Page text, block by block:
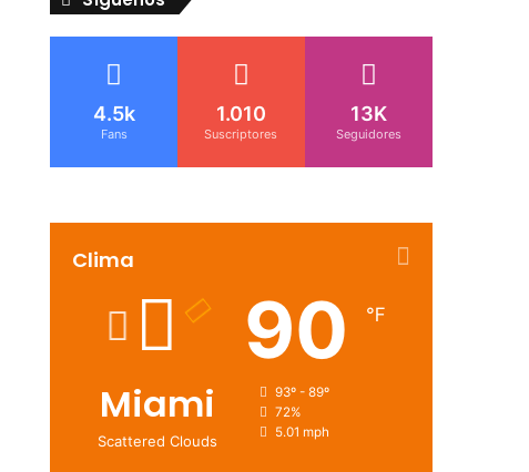
4.5k
Fans
1.010
Suscriptores
13K
Seguidores
Clima
Miami
Scattered Clouds
90 ℉
93º - 89º
72%
5.01 mph